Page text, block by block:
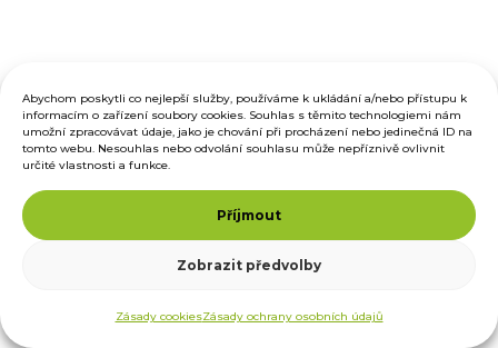
Abychom poskytli co nejlepší služby, používáme k ukládání a/nebo přístupu k
informacím o zařízení soubory cookies. Souhlas s těmito technologiemi nám
umožní zpracovávat údaje, jako je chování při procházení nebo jedinečná ID na
tomto webu. Nesouhlas nebo odvolání souhlasu může nepříznivě ovlivnit
určité vlastnosti a funkce.
Příjmout
Zobrazit předvolby
Zásady cookiesZásady ochrany osobních údajů